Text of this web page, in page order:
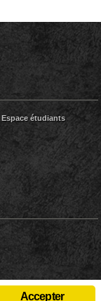
Espace étudiants
Accepter
Accepter